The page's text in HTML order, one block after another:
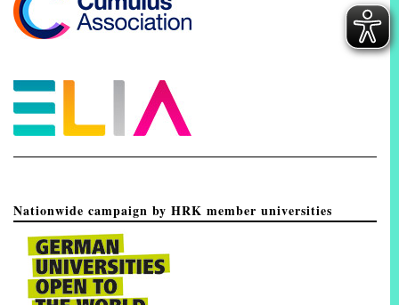
Nationwide campaign by HRK member universities